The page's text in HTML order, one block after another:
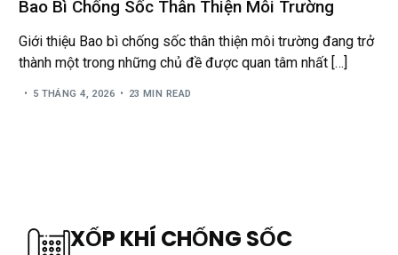
Bao Bì Chống Sốc Thân Thiện Môi Trường
Giới thiệu Bao bì chống sốc thân thiện môi trường đang trở
thành một trong những chủ đề được quan tâm nhất […]
5 THÁNG 4, 2026 23 MIN READ
XỐP KHÍ CHỐNG SỐC